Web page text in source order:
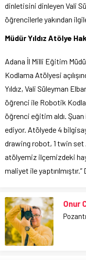
dinletisini dinleyen Vali
öğrencilerle yakından
Müdür Yıldız Atölye
Adana İl Milli Eğitim
Kodlama Atölyesi
Yıldız, Vali Süleyman
öğrenci ile Robotik
öğrenci eğitim aldı.
ediyor. Atölyede 4
drawing robot, 1 twin set
atölyemiz ilçemizdeki
maliyet ile yaptırılmıştır.”
Onur